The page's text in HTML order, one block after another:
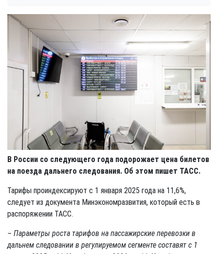
В России со следующего года подорожает цена билетов
на поезда дальнего следования. Об этом пишет ТАСС.
Тарифы проиндексируют с 1 января 2025 года на 11,6%,
следует из документа Минэкономразвития, который есть в
распоряжении ТАСС.
– Параметры роста тарифов на пассажирские перевозки в
дальнем следовании в регулируемом сегменте составят с 1